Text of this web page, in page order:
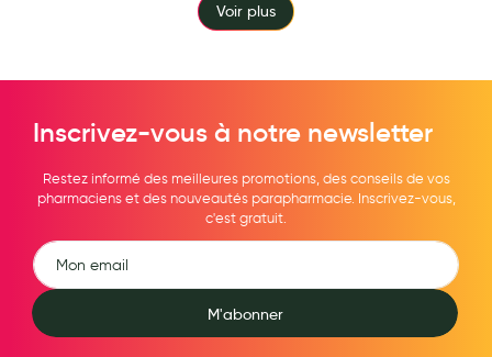
Voir plus
Inscrivez-vous à notre newsletter
Restez informé des meilleures promotions, des conseils de vos
pharmaciens et des nouveautés parapharmacie. Inscrivez-vous,
c'est gratuit.
M'abonner